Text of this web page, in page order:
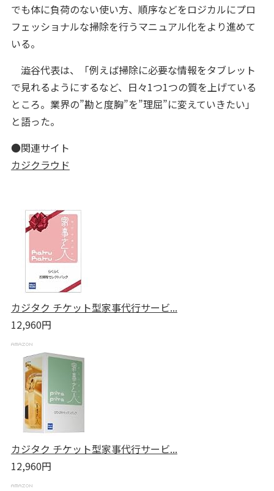
でも体に負荷のない使い方、順序などをロジカルにプロ
フェッショナルな掃除を行うマニュアル化をより進めて
いる。
澁谷代表は、「例えば掃除に必要な情報をタブレット
で見れるようにするなど、日々1つ1つの質を上げている
ところ。業界の”勘と度胸”を”理屈”に変えていきたい」
と語った。
●関連サイト
カジクラウド
カジタク チケット型家事代行サービ...
12,960円
カジタク チケット型家事代行サービ...
12,960円